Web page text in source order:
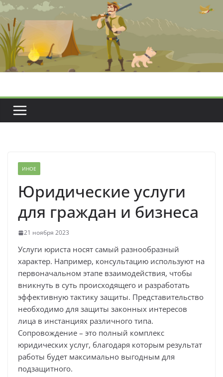
Перейти
содержимому
ИНОЕ
Юридические услуги
для граждан и бизнеса
21 ноября 2023
Услуги юриста носят самый разнообразный
характер. Например, консультацию используют на
первоначальном этапе взаимодействия, чтобы
вникнуть в суть происходящего и разработать
эффективную тактику защиты. Представительство
необходимо для защиты законных интересов
лица в инстанциях различного типа.
Сопровождение – это полный комплекс
юридических услуг, благодаря которым результат
работы будет максимально выгодным для
подзащитного.